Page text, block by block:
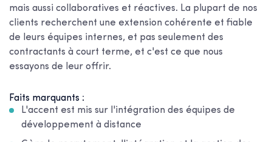
mais aussi collaboratives et réactives. La plupart de nos
clients recherchent une extension cohérente et fiable
de leurs équipes internes, et pas seulement des
contractants à court terme, et c'est ce que nous
essayons de leur offrir.
Faits marquants :
L'accent est mis sur l'intégration des équipes de
développement à distance